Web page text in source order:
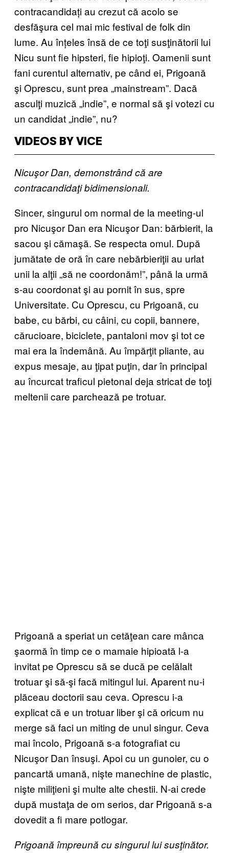
contracandidați au crezut că acolo se
desfăşura cel mai mic festival de folk din
lume. Au înțeles însă de ce toţi susţinătorii lui
Nicu sunt fie hipsteri, fie hipioţi. Oamenii sunt
fani curentul alternativ, pe când ei, Prigoană
şi Oprescu, sunt prea „mainstream”. Dacă
asculţi muzică „indie”, e normal să şi votezi cu
un candidat „indie”, nu?
VIDEOS BY VICE
Nicuşor Dan, demonstrând că are
contracandidaţi bidimensionali.
Sincer, singurul om normal de la meeting-ul
pro Nicuşor Dan era Nicuşor Dan: bărbierit, la
sacou şi cămaşă. Se respecta omul. După
jumătate de oră în care nebărbieriţii au urlat
unii la alţii „să ne coordonăm!”, până la urmă
s-au coordonat şi au pornit în sus, spre
Universitate. Cu Oprescu, cu Prigoană, cu
babe, cu bărbi, cu câini, cu copii, bannere,
cărucioare, biciclete, pantaloni mov şi tot ce
mai era la îndemână. Au împărţit pliante, au
expus mesaje, au ţipat puţin, dar în principal
au încurcat traficul pietonal deja stricat de toţi
meltenii care parchează pe trotuar.
Prigoană a speriat un cetăţean care mânca
şaormă în timp ce o mamaie hipioată l-a
invitat pe Oprescu să se ducă pe celălalt
trotuar şi să-şi facă mitingul lui. Aparent nu-i
plăceau doctorii sau ceva. Oprescu i-a
explicat că e un trotuar liber şi că oricum nu
merge să faci un miting de unul singur. Ceva
mai încolo, Prigoană s-a fotografiat cu
Nicuşor Dan însuşi. Apoi cu un gunoier, cu o
pancartă umană, nişte manechine de plastic,
nişte miliţieni şi multe alte chestii. N-ai crede
după mustaţa de om serios, dar Prigoană s-a
dovedit a fi mare potlogar.
Prigoană împreună cu singurul lui susţinător.